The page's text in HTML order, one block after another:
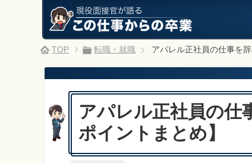
TOP 転職・就職 アパレル正社員の仕事を
アパレル正社員の仕
ポイントまとめ】